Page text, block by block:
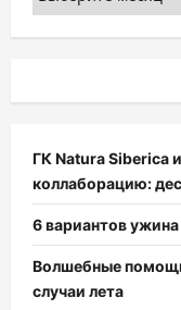
ГК Natura Siberica
коллаборацию:
6 вариантов
Волшебные
случаи лета